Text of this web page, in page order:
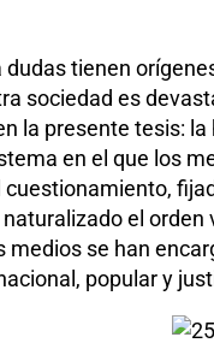
tienen
sociedad es
la presente tesis:
en el que los
el
medios se han
popular y